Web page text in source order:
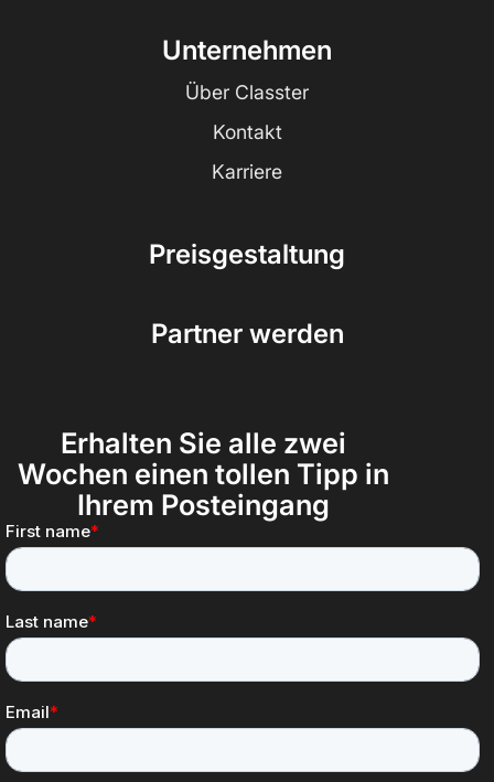
Unternehmen
Über Classter
Kontakt
Karriere
Preisgestaltung
Partner werden
Erhalten Sie alle zwei
Wochen einen tollen Tipp in
Ihrem Posteingang